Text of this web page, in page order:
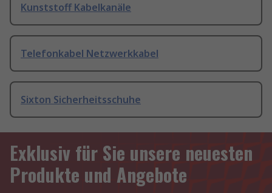
Kunststoff Kabelkanäle
Telefonkabel Netzwerkkabel
Sixton Sicherheitsschuhe
Exklusiv für Sie unsere neuesten
Produkte und Angebote